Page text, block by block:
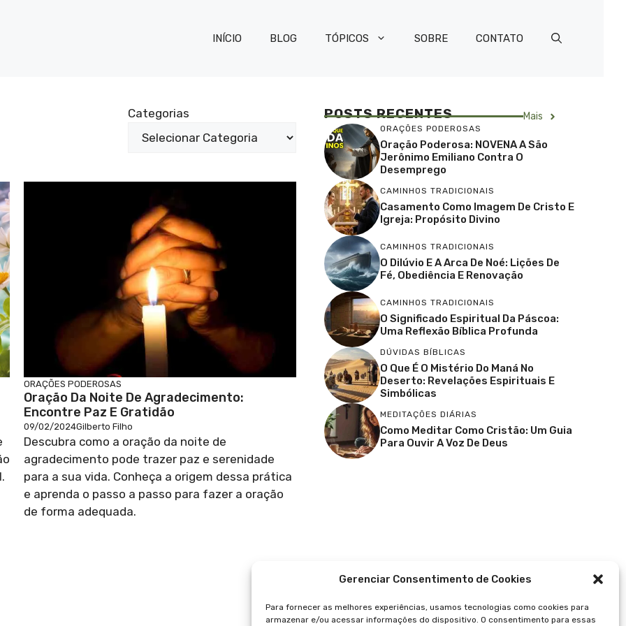
Gerenciar Consentimento de Cookies
Para fornecer as melhores experiências, usamos tecnologias como cookies para
armazenar e/ou acessar informações do dispositivo. O consentimento para essas
INÍCIO BLOG TÓPICOS SOBRE CONTATO
Categorias
ORAÇÕES PODEROSAS
Oração Da Noite De Agradecimento:
Encontre Paz E Gratidão
09/02/2024Gilberto Filho
Descubra como a oração da noite de
agradecimento pode trazer paz e serenidade
para a sua vida. Conheça a origem dessa prática
e aprenda o passo a passo para fazer a oração
de forma adequada.
POSTS RECENTES Mais
ORAÇÕES PODEROSAS
Oração Poderosa: NOVENA A São
Jerônimo Emiliano Contra O
Desemprego
CAMINHOS TRADICIONAIS
Casamento Como Imagem De Cristo E
Igreja: Propósito Divino
CAMINHOS TRADICIONAIS
O Dilúvio E A Arca De Noé: Lições De
Fé, Obediência E Renovação
CAMINHOS TRADICIONAIS
O Significado Espiritual Da Páscoa:
Uma Reflexão Bíblica Profunda
DÚVIDAS BÍBLICAS
O Que É O Mistério Do Maná No
Deserto: Revelações Espirituais E
Simbólicas
MEDITAÇÕES DIÁRIAS
Como Meditar Como Cristão: Um Guia
Para Ouvir A Voz De Deus